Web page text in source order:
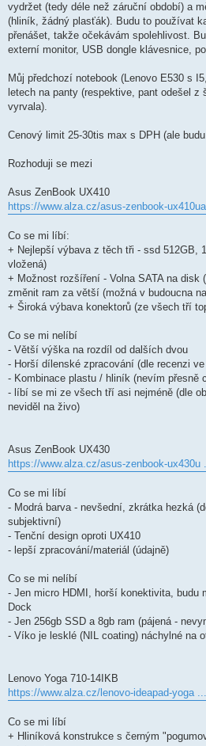
vydržet (tedy déle než záruční období) a
(hliník, žádný plasťák). Budu to používat
přenášet, takže očekávám spolehlivost.
externí monitor, USB dongle klávesnice,
Můj předchozí notebook (Lenovo E530 s
letech na panty (respektive, pant odešel z
vyrvala).
Cenový limit 25-30tis max s DPH (ale
Rozhoduji se mezi
Asus ZenBook UX410
https://www.alza.cz/asus-zenbook-
Co se mi líbí:
+ Nejlepší výbava z těch tři - ssd 512GB,
vložená)
+ Možnost rozšíření - Volna SATA na
změnit ram za větší (možná v budoucna
+ Široká výbava konektorů (ze všech tří
Co se mi nelíbí
- Větší výška na rozdíl od dalších dvou
- Horší dílenské zpracování (dle recenzi
- Kombinace plastu / hliník (nevím přesně
- líbí se mi ze všech tří asi nejméně (dle
neviděl na živo)
Asus ZenBook UX430
https://www.alza.cz/asus-zenbook-ux430u
Co se mi líbí
- Modrá barva - nevšední, zkrátka hezká
subjektivní)
- Tenční design oproti UX410
- lepší zpracování/materiál (údajně)
Co se mi nelíbí
- Jen micro HDMI, horší konektivita, budu
Dock
- Jen 256gb SSD a 8gb ram (pájená -
- Víko je lesklé (NIL coating) náchylné na
Lenovo Yoga 710-14IKB
https://www.alza.cz/lenovo-ideapad-yoga
Co se mi líbí
+ Hliníková konstrukce s černým